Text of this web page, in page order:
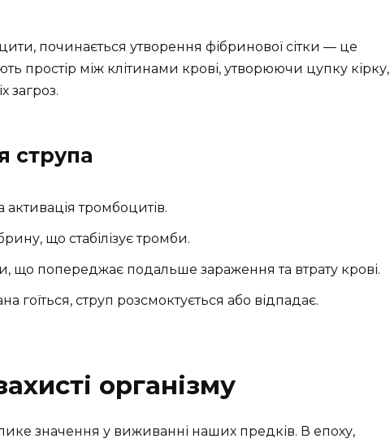
починається утворення фібринової сітки — це
простір між клітинами крові, утворюючи цупку кірку,
загроз.
струпа
активація тромбоцитів.
що стабілізує тромби.
що попереджає подальше зараження та втрату крові.
гоїться, струп розсмоктується або відпадає.
організму
значення у виживанні наших предків. В епоху,